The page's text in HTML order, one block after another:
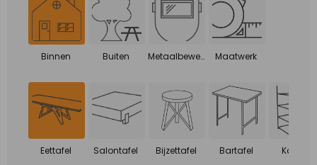
Binnen Buiten Metaalbewerking Maatwerk
Eettafel Salontafel Bijzettafel Bartafel Kasten